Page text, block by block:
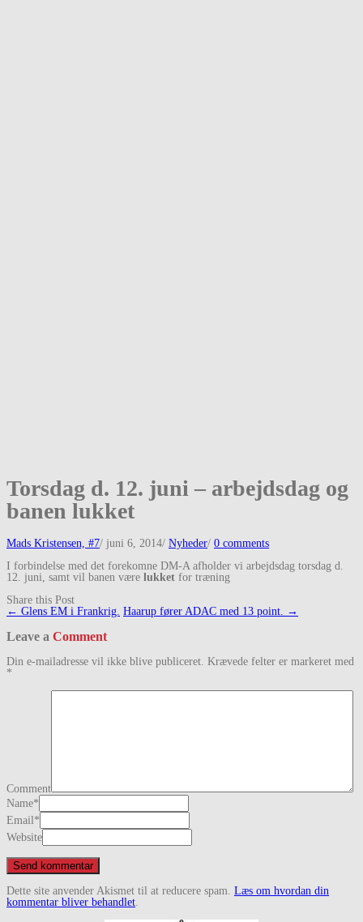
Torsdag d. 12. juni – arbejdsdag og
banen lukket
Mads Kristensen, #7/ juni 6, 2014/ Nyheder/ 0 comments
I forbindelse med det forekomne DM-A afholder vi arbejdsdag torsdag d.
12. juni, samt vil banen være lukket for træning
Share this Post
Post
← Glens EM i Frankrig. Haarup fører ADAC med 13 point. →
Leave a Comment
Din e-mailadresse vil ikke blive publiceret. Krævede felter er markeret med
*
Comment
Name*
Email*
Website
Dette site anvender Akismet til at reducere spam. Læs om hvordan din
kommentar bliver behandlet.